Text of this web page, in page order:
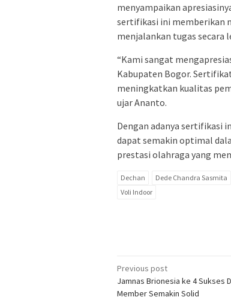
menyampaikan
sertifikasi ini memberikan
menjalankan tugas secara
“Kami sangat
Kabupaten Bogor.
meningkatkan kualitas
ujar Ananto.
Dengan adanya sertifikasi
dapat semakin optimal
prestasi olahraga yang
Dechan Dede Chandra Sasmita
Voli Indoor
Post
navigation
Previous post
Jamnas Brionesia ke 4 Sukses
Member Semakin Solid